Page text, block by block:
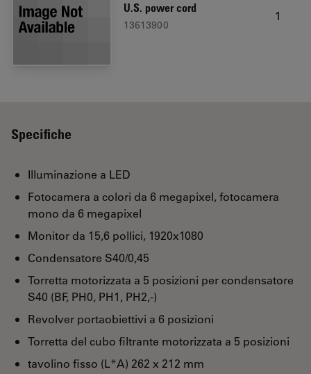
U.S. power cord
13613900
1
Specifiche
Illuminazione a LED
Fotocamera a colori da 6 megapixel, fotocamera
mono da 6 megapixel
Monitor da 15,6 pollici, 1920x1080
Condensatore S40/0,45
Torretta motorizzata a 5 posizioni per condensatore
S40 (BF, PH0, PH1, PH2,-)
Revolver portaobiettivi a 6 posizioni
Torretta del cubo filtrante motorizzata a 5 posizioni
tavolino fisso (L*A) 262 x 212 mm